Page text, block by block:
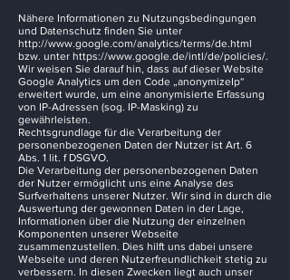
Nähere Informationen zu Nutzungsbedingungen
und Datenschutz finden Sie unter
http://www.google.com/analytics/terms/de.html
bzw. unter https://www.google.de/intl/de/policies/.
Wir weisen Sie darauf hin, dass auf dieser Website
Google Analytics um den Code „anonymizeIp“
erweitert wurde, um eine anonymisierte Erfassung
von IP-Adressen (sog. IP-Masking) zu
gewährleisten.
Rechtsgrundlage für die Verarbeitung der
personenbezogenen Daten der Nutzer ist Art. 6
Abs. 1 lit. f DSGVO.
Die Verarbeitung der personenbezogenen Daten
der Nutzer ermöglicht uns eine Analyse des
Surfverhaltens unserer Nutzer. Wir sind in durch die
Auswertung der gewonnen Daten in der Lage,
Informationen über die Nutzung der einzelnen
Komponenten unserer Webseite
zusammenzustellen. Dies hilft uns dabei unsere
Webseite und deren Nutzerfreundlichkeit stetig zu
verbessern. In diesen Zwecken liegt auch unser